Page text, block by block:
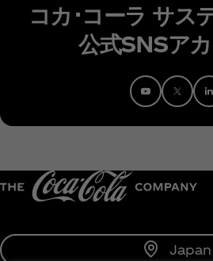
コカ･コーラ サス
公式SNSア
Japan